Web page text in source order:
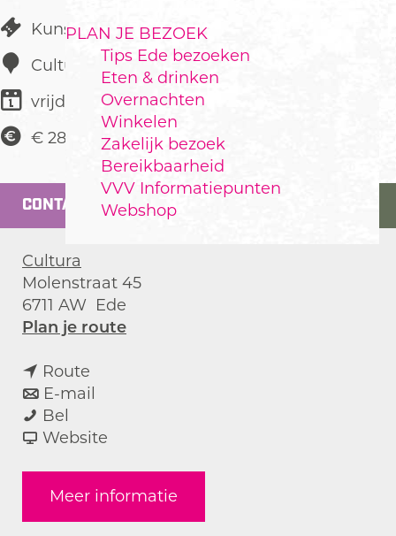
PLAN JE BEZOEK
Tips Ede bezoeken
Eten & drinken
Overnachten
Winkelen
Zakelijk bezoek
Bereikbaarheid
VVV Informatiepunten
Webshop
Kunst & Cultuur
Cultura
vrijdag 5 februari 2027
€ 28,50
CONTACT
Cultura
Molenstraat 45
6711 AW Ede
Plan je routen
e
k
Route
a
r
z
i
E-mail
a
u
z
Bel
u
e
k
Website
M
u
Meer informatie